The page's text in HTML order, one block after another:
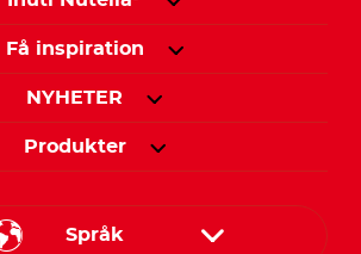
Få inspiration
NYHETER
Produkter
Språk